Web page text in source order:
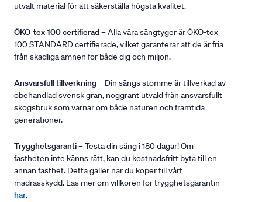
utvalt material för att säkerställa högsta kvalitet.
ÖKO-tex 100 certifierad– Alla våra sängtyger är ÖKO-tex
100 STANDARD certifierade, vilket garanterar att de är fria
från skadliga ämnen för både dig och miljön.
Ansvarsfull tillverkning– Din sängs stomme är tillverkad av
obehandlad svensk gran, noggrant utvald från ansvarsfullt
skogsbruk som värnar om både naturen och framtida
generationer.
Trygghetsgaranti– Testa din säng i 180 dagar! Om
fastheten inte känns rätt, kan du kostnadsfritt byta till en
annan fasthet. Detta gäller när du köper till vårt
madrasskydd. Läs mer om villkoren för trygghetsgarantin
här.